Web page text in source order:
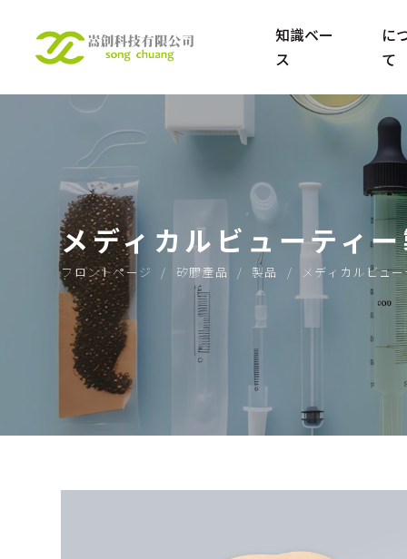
知識ベー
ス
シリコーンを知る
シリコーン製母子
製品について知る
来への道を切り開
く – シリコーン工
場は技術革命の課
題と機会に対応し
ます
に
て
当社に
メディカルビューティ
フロントページ 矽膠產品 製品 メディカルビュ